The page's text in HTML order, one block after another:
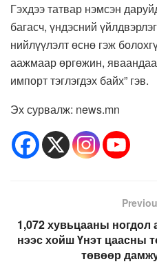
Гэхдээ татвар нэмсэн
багасч, үндэсний
нийлүүлэлт өснө гэж
аажмаар өргөжин,
импорт тэглэгдэх байх” гэв.
Эх сурвалж: news.mn
1,072 хувьцааны ногдол
нээс хойш Үнэт цаасны
төвөөр